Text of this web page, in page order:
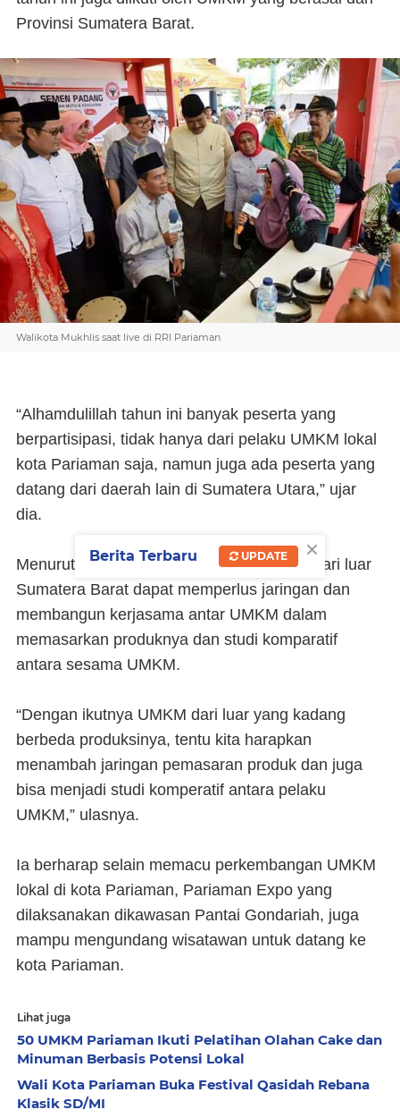
Provinsi Sumatera Barat.
Walikota Mukhlis saat live di RRI Pariaman
“Alhamdulillah tahun ini banyak peserta yang
berpartisipasi, tidak hanya dari pelaku UMKM lokal
kota Pariaman saja, namun juga ada peserta yang
datang dari daerah lain di Sumatera Utara,” ujar
dia.
Menurut Gusniyetti, keikutsertaan UMKM dari luar
Sumatera Barat dapat memperlus jaringan dan
membangun kerjasama antar UMKM dalam
memasarkan produknya dan studi komparatif
antara sesama UMKM.
“Dengan ikutnya UMKM dari luar yang kadang
berbeda produksinya, tentu kita harapkan
menambah jaringan pemasaran produk dan juga
bisa menjadi studi komperatif antara pelaku
UMKM,” ulasnya.
Ia berharap selain memacu perkembangan UMKM
lokal di kota Pariaman, Pariaman Expo yang
dilaksanakan dikawasan Pantai Gondariah, juga
mampu mengundang wisatawan untuk datang ke
kota Pariaman.
Lihat juga
50 UMKM Pariaman Ikuti Pelatihan Olahan Cake dan
Minuman Berbasis Potensi Lokal
Wali Kota Pariaman Buka Festival Qasidah Rebana
Klasik SD/MI
×
Berita Terbaru UPDATE